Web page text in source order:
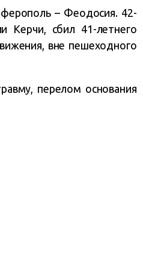
– Феодосия. 42-
Керчи, сбил 41-летнего
вне пешеходного
перелом основания